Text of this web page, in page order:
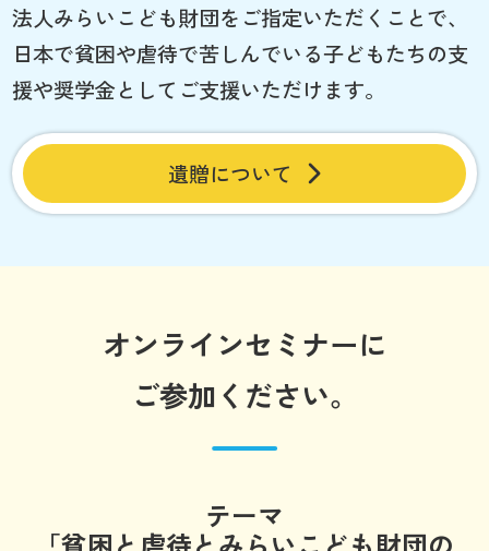
法人みらいこども財団をご指定いただくことで、
日本で貧困や虐待で苦しんでいる子どもたちの支
援や奨学金としてご支援いただけます。
遺贈について
オンラインセミナーに
ご参加ください。
テーマ